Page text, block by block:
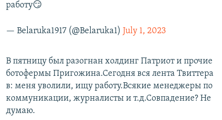
работу😏
— Belaruka1917 (@Belaruka1) July 1, 2023
В пятницу был разогнан холдинг Патриот и прочие
ботофермы Пригожина.Сегодня вся лента Твиттера
в: меня уволили, ищу работу.Всякие менеджеры по
коммуникации, журналисты и т.д.Совпадение? Не
думаю.